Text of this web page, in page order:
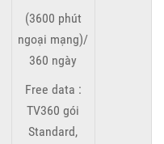
(3600 phút
ngoại mạng)/
360 ngày
Free data :
TV360 gói
Standard,